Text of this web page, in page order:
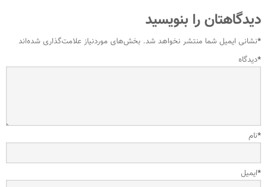
دیدگاهتان را بنویسید
نشانی ایمیل شما منتشر نخواهد شد. بخش‌های موردنیاز علامت‌گذاری شده‌اند
*
دیدگاه*
نام*
ایمیل*